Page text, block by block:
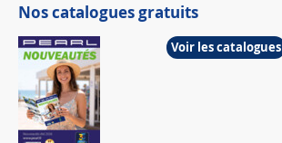
Nos catalogues gratuits
Voir les catalogues